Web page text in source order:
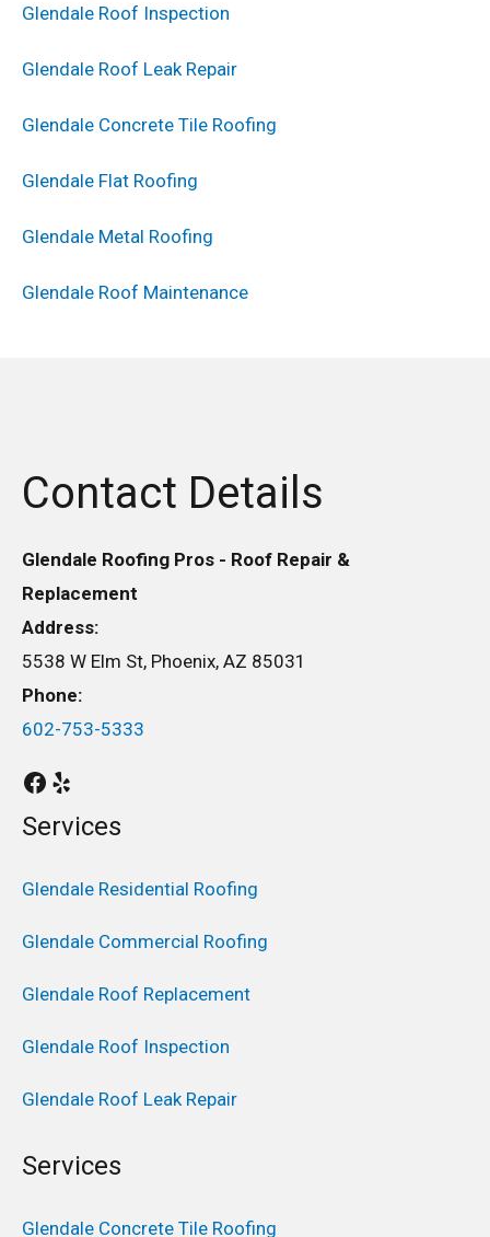
Glendale Roof Inspection
Glendale Roof Leak Repair
Glendale Concrete Tile Roofing
Glendale Flat Roofing
Glendale Metal Roofing
Glendale Roof Maintenance
Contact Details
Glendale Roofing Pros - Roof Repair &
Replacement
Address:
5538 W Elm St, Phoenix, AZ 85031
Phone:
602-753-5333
Services
Glendale Residential Roofing
Glendale Commercial Roofing
Glendale Roof Replacement
Glendale Roof Inspection
Glendale Roof Leak Repair
Services
Glendale Concrete Tile Roofing